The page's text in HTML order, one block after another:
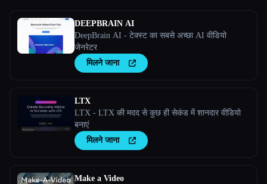
DEEPBRAIN AI
DeepBrain AI - टेक्स्ट का सबसे अच्छा AI वीडियो
जेनरेटर
मिलने जाना
LTX
LTX - LTX की मदद से कुछ ही सेकंड में शानदार वीडियो
बनाएं
मिलने जाना
Make a Video